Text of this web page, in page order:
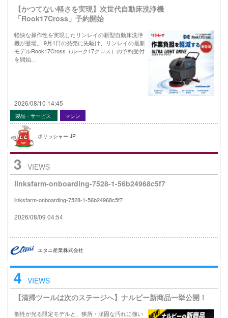
【かつてない軽さを実現】次世代自動床洗浄機
「Rook17Cross」予約開始
軽快な操作性を実現したリンレイの新型自動床洗浄
機が登場。 9月1日の発売に先駆け、リンレイの最新
モデルRook17Cross（ルーク17クロス）の予約受付
を開始…
2026/08/10 14:45
製品・サービス マシン
ポリッシャー.JP
3 VIEWS
linksfarm-onboarding-7528-1-56b24968c5f7
linksfarm-onboarding-7528-1-56b24968c5f7
2026/08/09 04:54
エタニ産業株式会社
4 VIEWS
【清掃ツールは次のステージへ】ナルビー新商品一挙公開！
個性が光る限定モデルと、狭所・頑固な汚れに強い